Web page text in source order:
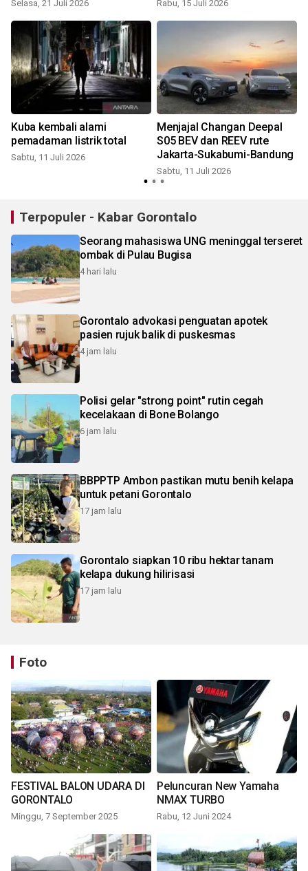
Selasa, 21 Juli 2026 Rabu, 15 Juli 2026
Kuba kembali alami
pemadaman listrik total
Sabtu, 11 Juli 2026
Menjajal Changan Deepal
S05 BEV dan REEV rute
Jakarta-Sukabumi-Bandung
Sabtu, 11 Juli 2026
Terpopuler - Kabar Gorontalo
Seorang mahasiswa UNG meninggal terseret
ombak di Pulau Bugisa
4 hari lalu
Gorontalo advokasi penguatan apotek
pasien rujuk balik di puskesmas
4 jam lalu
Polisi gelar "strong point" rutin cegah
kecelakaan di Bone Bolango
6 jam lalu
BBPPTP Ambon pastikan mutu benih kelapa
untuk petani Gorontalo
17 jam lalu
Gorontalo siapkan 10 ribu hektar tanam
kelapa dukung hilirisasi
17 jam lalu
Foto
FESTIVAL BALON UDARA DI
GORONTALO
Minggu, 7 September 2025
Peluncuran New Yamaha
NMAX TURBO
Rabu, 12 Juni 2024